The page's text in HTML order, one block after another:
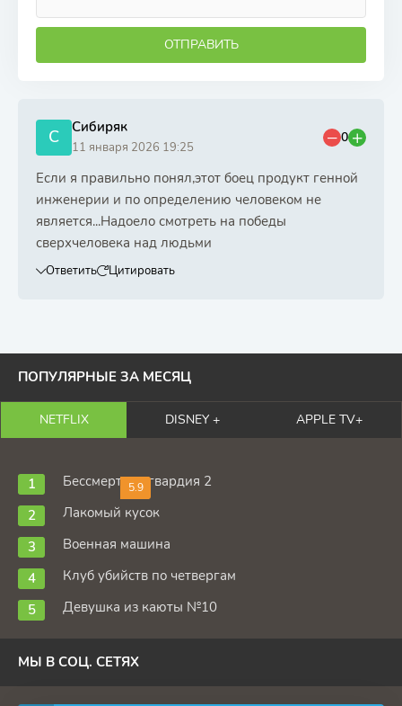
ОТПРАВИТЬ
С Сибиряк
11 января 2026 19:25
0
Если я правильно понял,этот боец продукт генной
инженерии и по определению человеком не
является...Надоело смотреть на победы
сверхчеловека над людьми
Ответить Цитировать
ПОПУЛЯРНЫЕ ЗА МЕСЯЦ
NETFLIX DISNEY + APPLE TV+
5.9
Бессмертная гвардия 2
Лакомый кусок
Военная машина
Клуб убийств по четвергам
Девушка из каюты №10
МЫ В СОЦ. СЕТЯХ